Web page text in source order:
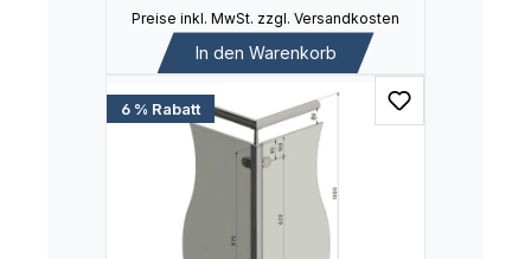
Preise inkl. MwSt. zzgl. Versandkosten
In den Warenkorb
6 % Rabatt